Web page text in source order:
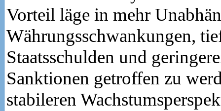
Vorteil läge in mehr
Währungsschwankungen,
Staatsschulden und
Sanktionen getroffen zu
stabileren